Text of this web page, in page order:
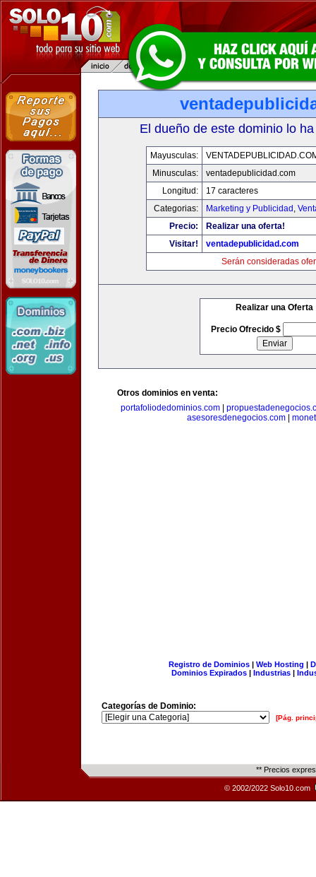
El dueño de este dominio lo
Mayusculas:
Minusculas:
ventadepublicidad.com
Longitud:
17 caracteres
Categorias:
Marketing y Publicidad ,
Precio:
Realizar una oferta!
Visitar!
ventadepublicidad.com
Serán consideradas
Realizar una Oferta
Precio Ofrecido $
Otros dominios en venta:
portafoliodedominios.com|
asesoresdenegocios.com
Registro de Dominios| Web Hosting |
Dominios Expirados | Industrias |
Categorías de Dominio:
[Pág.
** Precios
© 2002/2022 Solo10.com